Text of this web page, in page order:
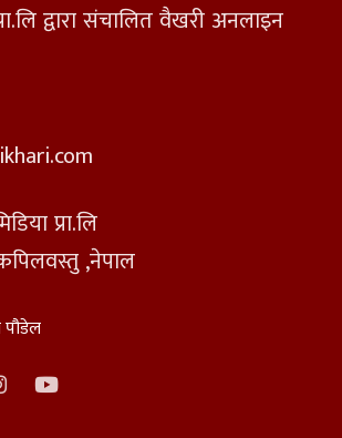
द्वारा संचालित वैखरी अनलाइन
प्रा.लि
,नेपाल